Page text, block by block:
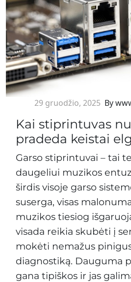
29 gruodžio, 2025 By
Kai stiprintuvas
pradeda keistai
Garso stiprintuvai – tai
daugeliui muzikos
širdis visoje garso
suserga, visas
muzikos tiesiog
visada reikia skubėti į
mokėti nemažus
diagnostiką. Dauguma
gana tipiškos ir jas